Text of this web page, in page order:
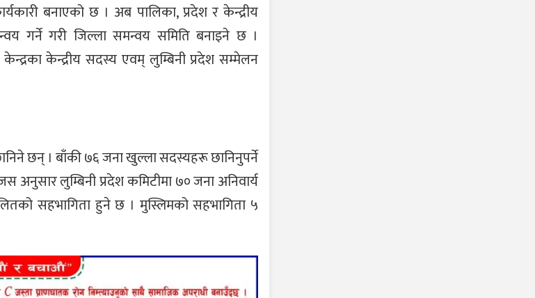
बनाएको छ । अब पालिका, प्रदेश र केन्द्रीय
गर्ने गरी जिल्ला समन्वय समिति बनाइने छ ।
केन्द्रीय सदस्य एवम् लुम्बिनी प्रदेश सम्मेलन
छन् । बाँकी ७६ जना खुल्ला सदस्यहरू छानिनुपर्ने
अनुसार लुम्बिनी प्रदेश कमिटीमा ७० जना अनिवार्य
सहभागिता हुने छ । मुस्लिमको सहभागिता ५